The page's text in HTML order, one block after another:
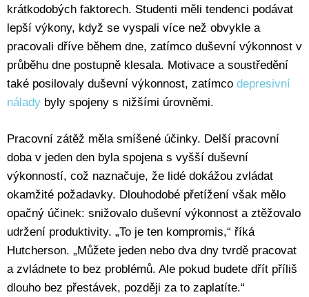
krátkodobých faktorech. Studenti měli tendenci podávat
lepší výkony, když se vyspali více než obvykle a
pracovali dříve během dne, zatímco duševní výkonnost v
průběhu dne postupně klesala. Motivace a soustředění
také posilovaly duševní výkonnost, zatímco depresivní
nálady byly spojeny s nižšími úrovněmi.
Pracovní zátěž měla smíšené účinky. Delší pracovní
doba v jeden den byla spojena s vyšší duševní
výkonností, což naznačuje, že lidé dokážou zvládat
okamžité požadavky. Dlouhodobé přetížení však mělo
opačný účinek: snižovalo duševní výkonnost a ztěžovalo
udržení produktivity. „To je ten kompromis,“ říká
Hutcherson. „Můžete jeden nebo dva dny tvrdě pracovat
a zvládnete to bez problémů. Ale pokud budete dřít příliš
dlouho bez přestávek, později za to zaplatíte.“